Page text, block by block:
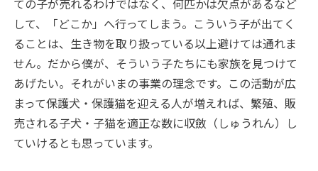
ての子が売れるわけではなく、何匹かは欠点があるなど
して、「どこか」へ行ってしまう。こういう子が出てく
ることは、生き物を取り扱っている以上避けては通れま
せん。だから僕が、そういう子たちにも家族を見つけて
あげたい。それがいまの事業の理念です。この活動が広
まって保護犬・保護猫を迎える人が増えれば、繁殖、販
売される子犬・子猫を適正な数に収斂（しゅうれん）し
ていけるとも思っています。